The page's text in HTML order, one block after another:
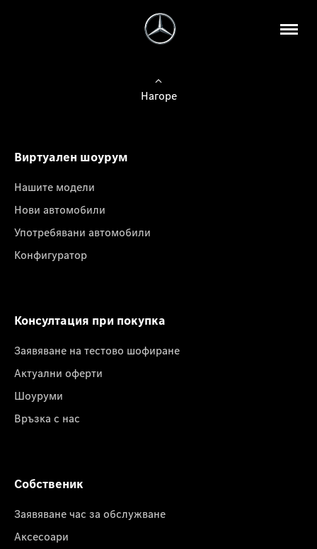
Нагоре
Виртуален шоурум
Нашите модели
Нови автомобили
Употребявани автомобили
Конфигуратор
Консултация при покупка
Заявяване на тестово шофиране
Актуални оферти
Шоуруми
Връзка с нас
Собственик
Заявяване час за обслужване
Аксесоари